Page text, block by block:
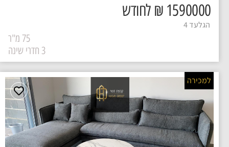
1590000 ₪ לחודש
הגלעד 4
75 מ"ר
למכירה